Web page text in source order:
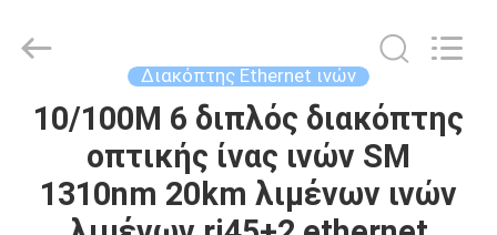
ΣΠΊΤΙ
ΠΡΟΪΌΝΤΑ
Rights
Διακόπτης Ethernet ινών
10/100M 6 διπλός διακόπτης
οπτικής ίνας ινών SM
1310nm 20km λιμένων ινών